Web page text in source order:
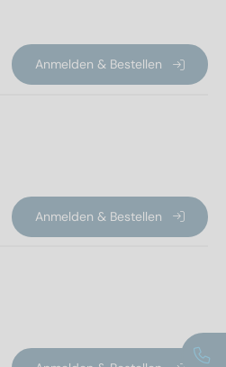
Anmelden & Bestellen
Anmelden & Bestellen